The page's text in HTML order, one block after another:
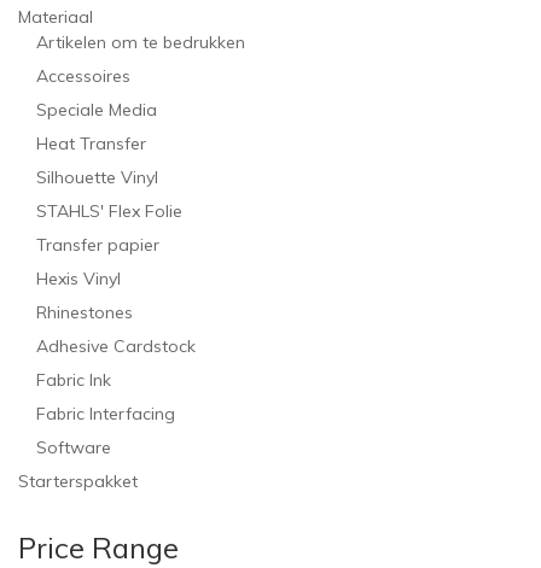
Materiaal
Artikelen om te bedrukken
Accessoires
Speciale Media
Heat Transfer
Silhouette Vinyl
STAHLS' Flex Folie
Transfer papier
Hexis Vinyl
Rhinestones
Adhesive Cardstock
Fabric Ink
Fabric Interfacing
Software
Starterspakket
Price Range